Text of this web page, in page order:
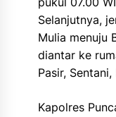
Selanjutnya,
Mulia menuju
diantar ke
Pasir,
Kapolres